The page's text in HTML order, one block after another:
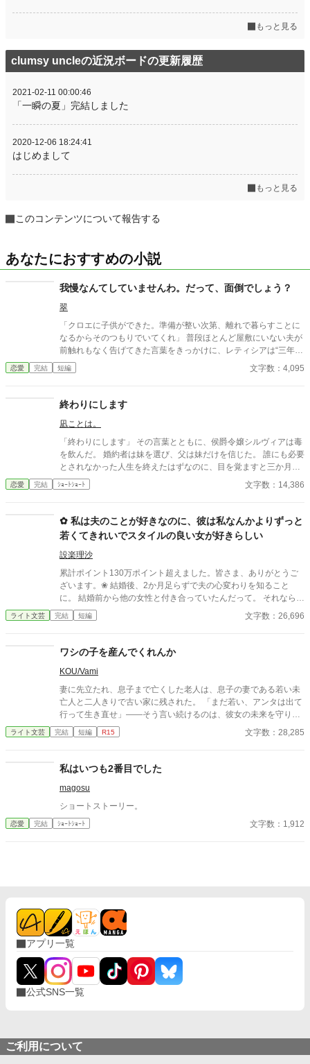
もっと見る
clumsy uncleの近況ボードの更新履歴
2021-02-11 00:00:46
「一瞬の夏」完結しました
2020-12-06 18:24:41
はじめまして
もっと見る
このコンテンツについて報告する
あなたにおすすめの小説
我慢なんてしていませんわ。だって、面倒でしょう？
翠
「クロエに子供ができた。準備が整い次第、離れで暮らすことに
なるからそのつもりでいてくれ」 普段ほとんど屋敷にいない夫が
前触れもなく告げてきた言葉をきっかけに、レティシアは“三年
間”の契約を終わらせることにした。 赤の他人を屋敷に迎えるこ
とはしない。 不要なものに感情を砕く理由などない。 「だって、
切り捨ててしまいましょう。
恋愛 完結 短編 文字数：4,095
終わりにします
凪ことは。
「終わりにします」 その言葉とともに、侯爵令嬢シルヴィアは毒
を飲んだ。 婚約者は妹を選び、父は妹だけを信じた。 誰にも必要
とされなかった人生を終えたはずなのに、目を覚ますと三か月前
へと時間は巻き戻っていた。 もう、誰かに愛されるためだけに生
きるのはやめよう。 そう決めた彼女は、静かに運命を書き換えて
めの物語。
恋愛 完結 ｼｮｰﾄｼｮｰﾄ 文字数：14,386
✿ 私は夫のことが好きなのに、彼は私なんかよりずっと
若くてきれいでスタイルの良い女が好きらしい
設楽理沙
累計ポイント130万ポイント超えました。皆さま、ありがとうご
ざいます。❀ 結婚後、2か月足らずで夫の心変わりを知ること
に。 結婚前から他の女性と付き合っていたんだって。 それならそ
うと、ちゃんと話してくれていれば、結婚なんて しなかった。 呆
れた私はすぐに家を出て自立の道を探すことにした。 それなの
夫。 だめだめ、信用できないからね～。 さようなら。 ＊＊＊＊
＊＊*.✿..✿.*＊＊＊＊＊＊ ◇｜日比野滉星《ひびのこうせい》32
才 会社員 ◇ 日比野ひまり 32才 ◇ 石田唯 29才
滉星の同僚 ◇新堂冬也 25才 ひまり
の転職先の先輩(鉄道会社) 2025.4.11 完結 25649字
ライト文芸 完結 短編 文字数：26,696
ワシの子を産んでくれんか
KOU/Vami
妻に先立たれ、息子まで亡くした老人は、息子の妻である若い未
亡人と二人きりで古い家に残された。 「まだ若い、アンタは出て
行って生き直せ」――そう言い続けるのは、彼女の未来を守りた
い善意であり、同時に、自分の寂しさが露見するのを恐れる防波
堤でもあった。 しかし彼女は去らない。義父を一人にできないと
止めていた。 昼はいつも通り、義父と嫁として食卓を囲む。けれ
いく。 ある夜を境に、彼女は“何事もない”顔で日々を回し始め、
老人だけが遺影を直視できなくなる。 救いのような笑顔と、罪の
互いだけを必要とする狭い家の中へ沈んでいく――。
ライト文芸 完結 短編 R15 文字数：28,285
私はいつも2番目でした
magosu
ショートストーリー。
恋愛 完結 ｼｮｰﾄｼｮｰﾄ 文字数：1,912
アプリ一覧
公式SNS一覧
ご利用について